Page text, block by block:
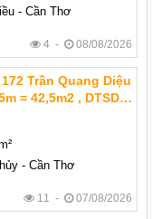
- Cần Thơ
4 - 08/08/2026
Trần Quang Diệu
- Cần Thơ
11 - 07/08/2026